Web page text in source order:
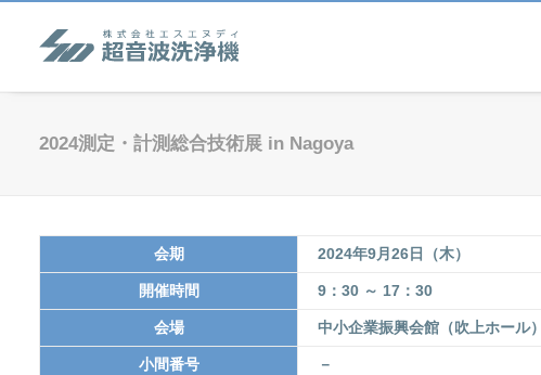
2024測定・計測総合技術展 in Nagoya
会期 2024年9月26日（木）
開催時間 9：30 ～ 17：30
会場 中小企業振興会館（吹上ホール
小間番号 －